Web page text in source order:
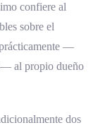
confiere al
sobre el
—
al propio dueño
dos